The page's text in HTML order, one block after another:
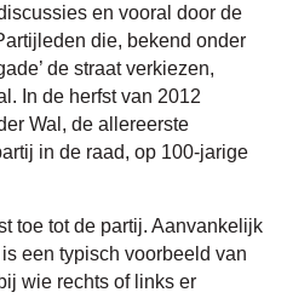
en vooral door de
die, bekend onder
de straat verkiezen,
In de herfst van 2012
Wal, de allereerste
in de raad, op 100-jarige
toe tot de partij. Aanvankelijk
een typisch voorbeeld van
wie rechts of links er